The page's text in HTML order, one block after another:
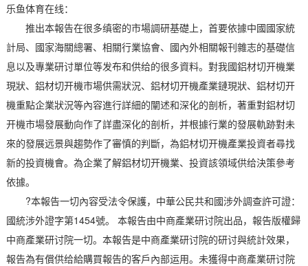
乐鱼体育在线：
推出本報告在很多缜密的市場調研基礎上，首要依據中國國家統
計局、國家海關總署、相關行業協會、國內外相關報刊雜志的基礎信
息以及專業研讨單位等发布和供给的很多資料。對我國鋁材切开機業
現狀、鋁材切开機市場供需狀況、鋁材切开機產業鏈現狀、鋁材切开
機重點企業狀況等內容進行詳細的闡述和深化的剖析，著重對鋁材切
开機市場發展動向作了詳盡深化的剖析，并根據行業的發展軌跡對未
來的發展远景與趨勢作了審慎的判斷，為鋁材切开機產業投資者尋找
新的投資機會。為企業了解鋁材切开機業、投資該領域供给決策參考
依據。
?本報告一切內容受法令保護，中華公民共和國涉外調查許可證：
國統涉外證字第1454號。 本報告由中商產業研讨院出品，報告版權歸
中商產業研讨院一切。本報告是中商產業研讨院的研讨與統計效果，
報告為有償供给給購買報告的客戶內部运用。未獲得中商產業研讨院